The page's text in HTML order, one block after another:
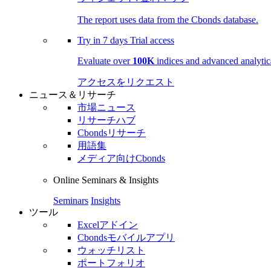
The report uses data from the Cbonds database.
Try in 7 days Trial access
Evaluate over 100K indices and advanced
アクセスをリクエスト
ニュース＆リサーチ
市場ニュース
リサーチハブ
Cbondsリサーチ
用語集
メディア向けCbonds
Online Seminars & Insights
Seminars Insights
ツール
Excelアドイン
Cbondsモバイルアプリ
ウォッチリスト
ポートフォリオ